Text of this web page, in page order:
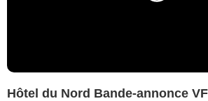
Hôtel du Nord Bande-annonce VF